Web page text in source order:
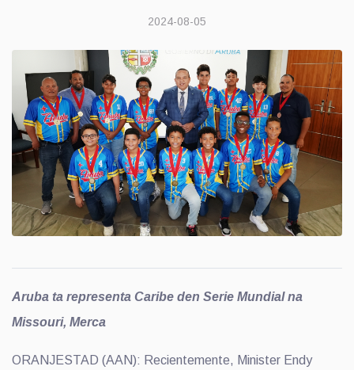
2024-08-05
Aruba ta representa Caribe den Serie Mundial na
Missouri, Merca
ORANJESTAD (AAN): Recientemente, Minister Endy